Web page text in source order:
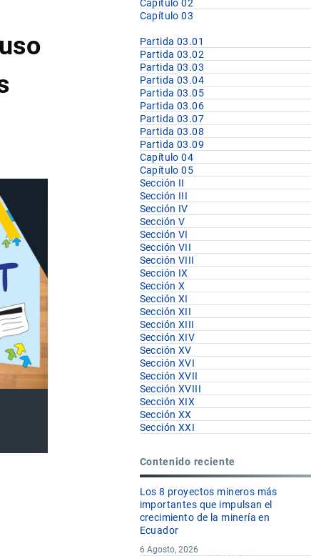
Capítulo 02
Capítulo 03
Partida 03.01
Partida 03.02
Partida 03.03
Partida 03.04
Partida 03.05
Partida 03.06
Partida 03.07
Partida 03.08
Partida 03.09
Capítulo 04
Capítulo 05
Sección II
Sección III
Sección IV
Sección V
Sección VI
Sección VII
Sección VIII
Sección IX
Sección X
Sección XI
Sección XII
Sección XIII
Sección XIV
Sección XV
Sección XVI
Sección XVII
Sección XVIII
Sección XIX
Sección XX
Sección XXI
Contenido reciente
Los 8 proyectos mineros más
importantes que impulsan el
crecimiento de la minería en
Ecuador
6 Agosto, 2026